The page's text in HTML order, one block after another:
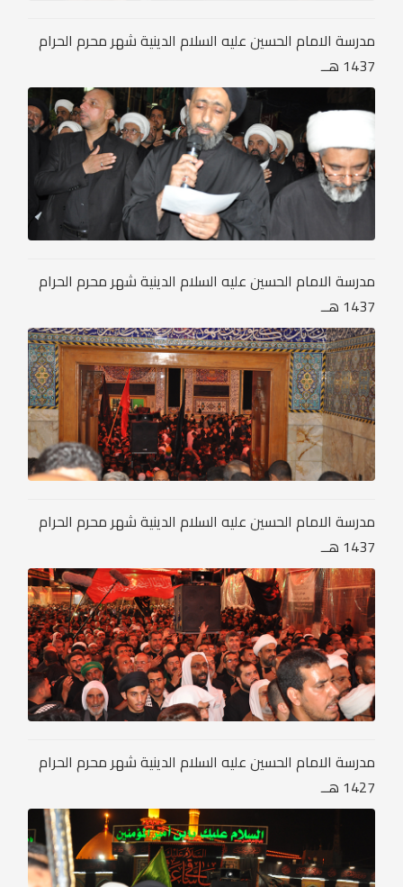
مدرسة الامام الحسين عليه السلام الدينية شهر محرم الحرام
1437 هــ
مدرسة الامام الحسين عليه السلام الدينية شهر محرم الحرام
1437 هــ
مدرسة الامام الحسين عليه السلام الدينية شهر محرم الحرام
1437 هــ
مدرسة الامام الحسين عليه السلام الدينية شهر محرم الحرام
1427 هــ